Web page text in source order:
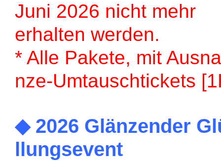
Juni 2026 nicht mehr
erhalten werden.
* Alle Pakete, mit
nze-Umtauschtickets
◆ 2026 Glänzender
llungsevent